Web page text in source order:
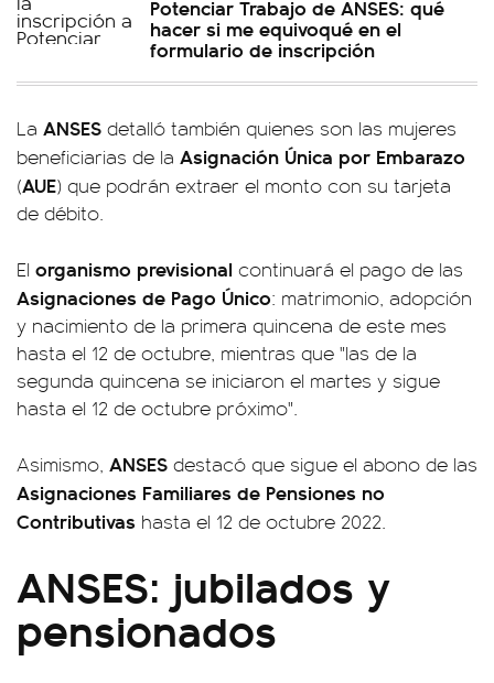
Potenciar Trabajo de ANSES: qué
hacer si me equivoqué en el
formulario de inscripción
La ANSES detalló también quienes son las mujeres
beneficiarias de la Asignación Única por Embarazo
(AUE) que podrán extraer el monto con su tarjeta
de débito.
El organismo previsional continuará el pago de las
Asignaciones de Pago Único: matrimonio, adopción
y nacimiento de la primera quincena de este mes
hasta el 12 de octubre, mientras que "las de la
segunda quincena se iniciaron el martes y sigue
hasta el 12 de octubre próximo".
Asimismo, ANSES destacó que sigue el abono de las
Asignaciones Familiares de Pensiones no
Contributivas hasta el 12 de octubre 2022.
ANSES: jubilados y
pensionados